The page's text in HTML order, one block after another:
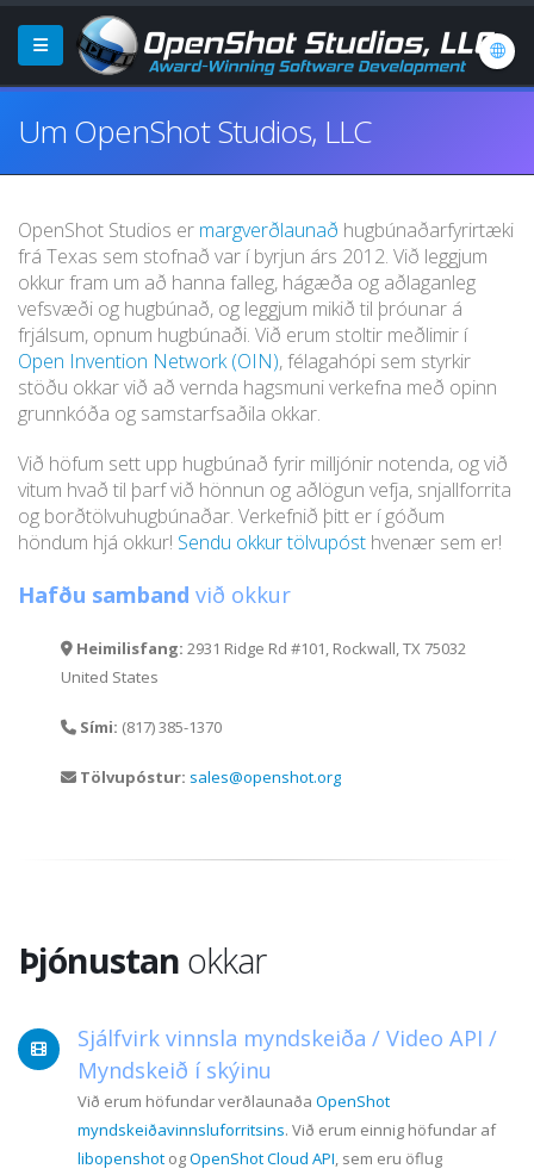
Um OpenShot Studios, LLC
OpenShot Studios er margverðlaunað hugbúnaðarfyrirtæki
frá Texas sem stofnað var í byrjun árs 2012. Við leggjum
okkur fram um að hanna falleg, hágæða og aðlaganleg
vefsvæði og hugbúnað, og leggjum mikið til þróunar á
frjálsum, opnum hugbúnaði. Við erum stoltir meðlimir í
Open Invention Network (OIN), félagahópi sem styrkir
stöðu okkar við að vernda hagsmuni verkefna með opinn
grunnkóða og samstarfsaðila okkar.
Við höfum sett upp hugbúnað fyrir milljónir notenda, og við
vitum hvað til þarf við hönnun og aðlögun vefja, snjallforrita
og borðtölvuhugbúnaðar. Verkefnið þitt er í góðum
höndum hjá okkur! Sendu okkur tölvupóst hvenær sem er!
Hafðu samband við okkur
Heimilisfang: 2931 Ridge Rd #101, Rockwall, TX 75032
United States
Sími: (817) 385-1370
Tölvupóstur: sales@openshot.org
Þjónustan okkar
Sjálfvirk vinnsla myndskeiða / Video API /
Myndskeið í skýinu
Við erum höfundar verðlaunaða OpenShot
myndskeiðavinnsluforritsins. Við erum einnig höfundar af
libopenshot ogOpenShot Cloud API, sem eru öflug